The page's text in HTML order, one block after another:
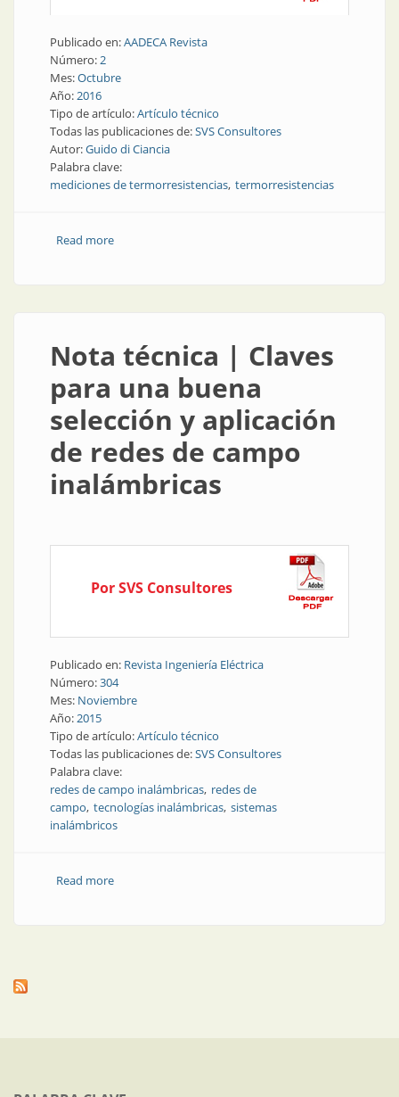
Publicado en:AADECA Revista
Número:2
Mes:Octubre
Año:2016
Tipo de artículo:Artículo técnico
Todas las publicaciones de:SVS Consultores
Autor:Guido di Ciancia
Palabra clave:
mediciones de termorresistencias termorresistencias
Read moreabout Artículo técnico | Solución a problemas
Nota técnica | Claves
para una buena
selección y aplicación
de redes de campo
inalámbricas
Por SVS Consultores
Publicado en: Revista Ingeniería Eléctrica
Número:304
Mes: Noviembre
Año:2015
Tipo de artículo:Artículo técnico
Todas las publicaciones de:SVS Consultores
Palabra clave:
redes de campo inalámbricas redes de
campo tecnologías inalámbricas sistemas
inalámbricos
Read moreabout Nota técnica | Claves para una buena selección